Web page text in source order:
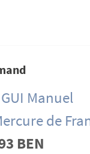
Manuel
de
BEN